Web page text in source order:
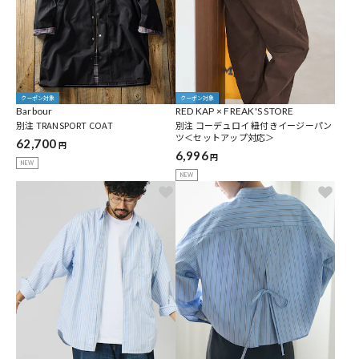
クーポン対象
Barbour
別注 TRANSPORT COAT
62,700 円
NEW
クーポン対象
RED KAP × FREAK'S STORE
別注 コーデュロイ 紐付きイージーパン
ツ＜セットアップ対応＞
6,996円
NEW